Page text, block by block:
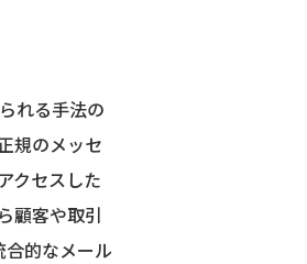
れる手法の
規のメッセ
クセスした
顧客や取引
合的なメール